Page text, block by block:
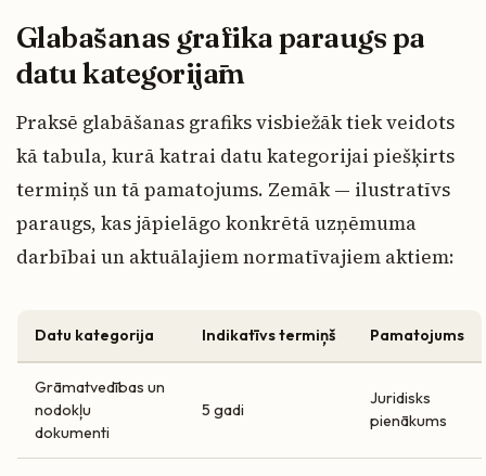
Glabāšanas grafika paraugs pa
datu kategorijām
Praksē glabāšanas grafiks visbiežāk tiek veidots
kā tabula, kurā katrai datu kategorijai piešķirts
termiņš un tā pamatojums. Zemāk — ilustratīvs
paraugs, kas jāpielāgo konkrētā uzņēmuma
darbībai un aktuālajiem normatīvajiem aktiem:
Datu kategorija Indikatīvs termiņš Pamatojums
Grāmatvedības un
nodokļu
dokumenti
5 gadi
Juridisks
pienākums